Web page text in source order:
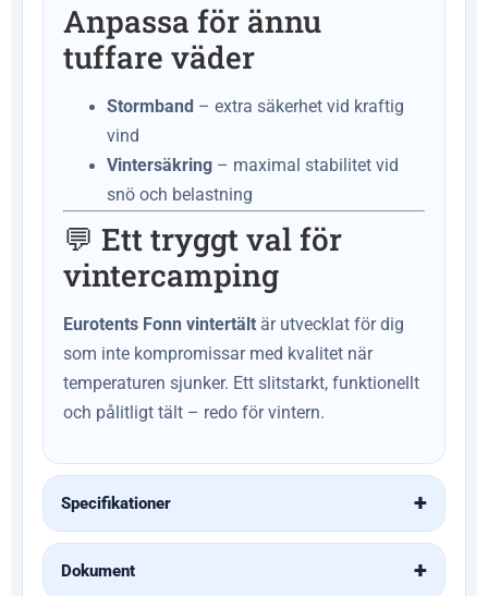
Anpassa för ännu
tuffare väder
Stormband – extra säkerhet vid kraftig
vind
Vintersäkring – maximal stabilitet vid
snö och belastning
💬 Ett tryggt val för
vintercamping
Eurotents Fonn vintertält är utvecklat för dig
som inte kompromissar med kvalitet när
temperaturen sjunker. Ett slitstarkt, funktionellt
och pålitligt tält – redo för vintern.
Specifikationer
Dokument